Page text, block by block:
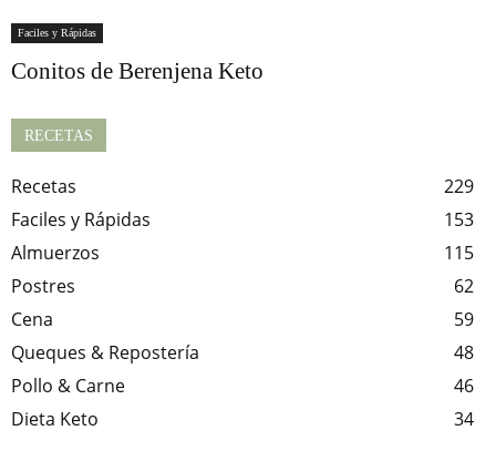
Faciles y Rápidas
Conitos de Berenjena Keto
RECETAS
Recetas
229
Faciles y Rápidas
153
Almuerzos
115
Postres
62
Cena
59
Queques & Repostería
48
Pollo & Carne
46
Dieta Keto
34